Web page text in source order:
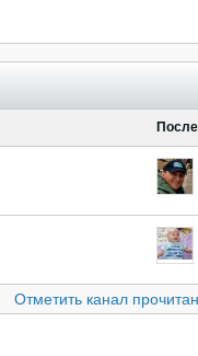
Отметить канал